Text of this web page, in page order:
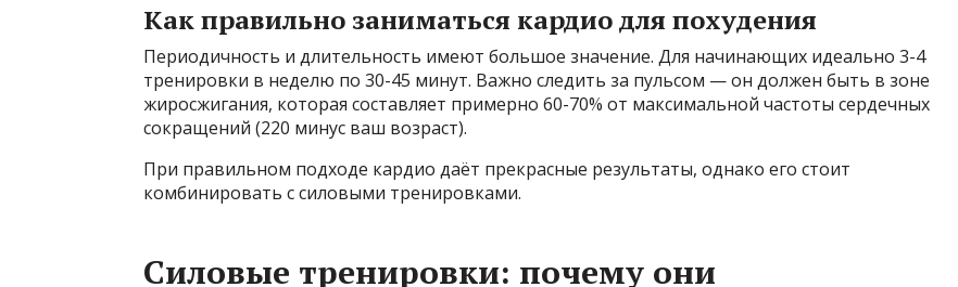
Как правильно заниматься кардио для похудения
Периодичность и длительность имеют большое значение. Для начинающих идеально 3-4
тренировки в неделю по 30-45 минут. Важно следить за пульсом — он должен быть в зоне
жиросжигания, которая составляет примерно 60-70% от максимальной частоты сердечных
сокращений (220 минус ваш возраст).
При правильном подходе кардио даёт прекрасные результаты, однако его стоит
комбинировать с силовыми тренировками.
Силовые тренировки: почему они